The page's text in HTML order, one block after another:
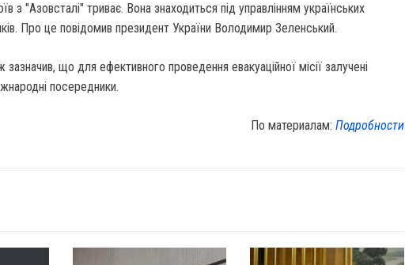
з "Азовсталі" триває. Вона знаходиться під управлінням українських
Про це повідомив президент України Володимир Зеленський.
що для ефективного проведення евакуаційної місії залучені
посередники.
По материалам:Подробности